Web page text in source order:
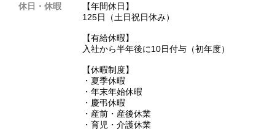
休日・休暇
【年間休日】
125日（土日祝日休み）
【有給休暇】
入社から半年後に10日付与（初年度）
【休暇制度】
・夏季休暇
・年末年始休暇
・慶弔休暇
・産前・産後休業
・育児・介護休業